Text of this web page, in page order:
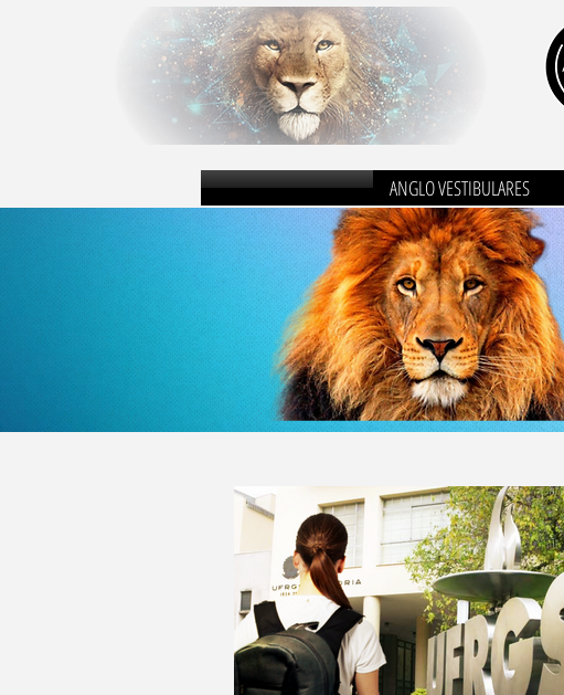
ANGLO VESTIBULARES